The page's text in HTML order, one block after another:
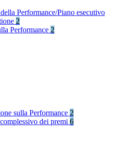
Performance/Piano esecutivo
2
Performance 2
sulla Performance 2
dei premi 6